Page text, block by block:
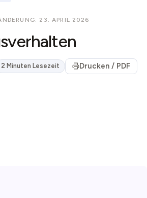
23. APRIL 2026
2 Minuten Lesezeit Drucken / PDF